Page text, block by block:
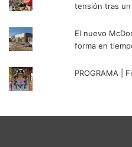
tensión tras
El nuevo
forma en
PROGRAMA |